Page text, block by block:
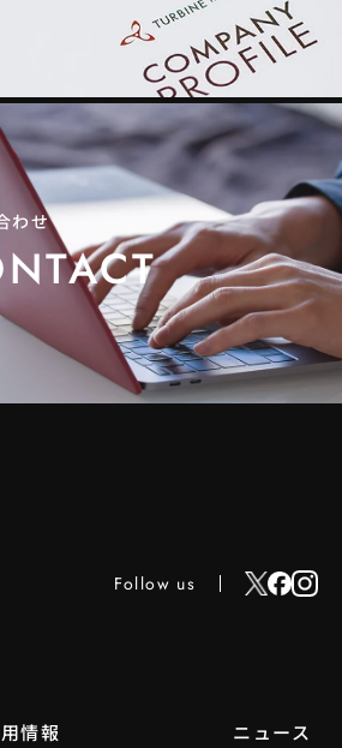
わせ
Follow us
情報 ニュース